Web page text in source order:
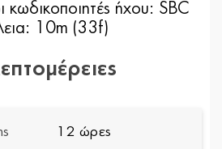
κωδικοποιητές ήχου: SBC
10m (33f)
12 ώρες